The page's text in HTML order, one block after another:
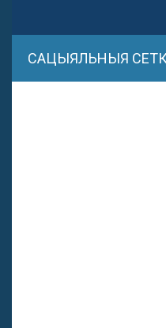
САЦЫЯЛЬНЫЯ